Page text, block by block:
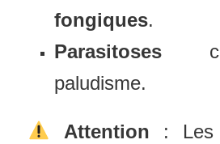
fongiques.
Parasitoses
paludisme.
Attention : Les